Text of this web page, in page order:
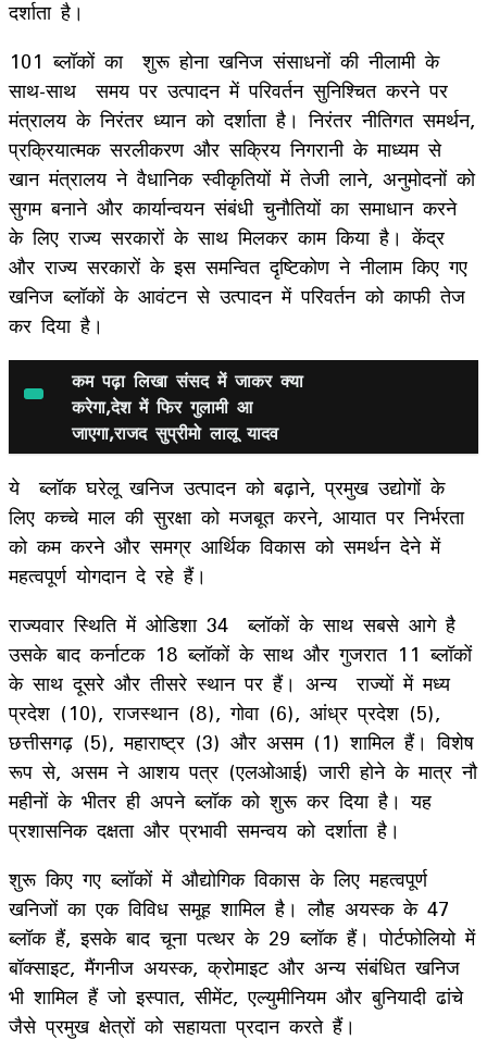
दर्शाता है।
101 ब्लॉकों का शुरू होना खनिज संसाधनों की नीलामी के
साथ-साथ समय पर उत्पादन में परिवर्तन सुनिश्चित करने पर
मंत्रालय के निरंतर ध्यान को दर्शाता है। निरंतर नीतिगत समर्थन,
प्रक्रियात्मक सरलीकरण और सक्रिय निगरानी के माध्यम से
खान मंत्रालय ने वैधानिक स्वीकृतियों में तेजी लाने, अनुमोदनों को
सुगम बनाने और कार्यान्वयन संबंधी चुनौतियों का समाधान करने
के लिए राज्य सरकारों के साथ मिलकर काम किया है। केंद्र
और राज्य सरकारों के इस समन्वित दृष्टिकोण ने नीलाम किए गए
खनिज ब्लॉकों के आवंटन से उत्पादन में परिवर्तन को काफी तेज
कर दिया है।
कम पढ़ा लिखा संसद में जाकर क्या
करेगा,देश में फिर गुलामी आ
जाएगा,राजद सुप्रीमो लालू यादव
ये ब्लॉक घरेलू खनिज उत्पादन को बढ़ाने, प्रमुख उद्योगों के
लिए कच्चे माल की सुरक्षा को मजबूत करने, आयात पर निर्भरता
को कम करने और समग्र आर्थिक विकास को समर्थन देने में
महत्वपूर्ण योगदान दे रहे हैं।
राज्यवार स्थिति में ओडिशा 34 ब्लॉकों के साथ सबसे आगे है
उसके बाद कर्नाटक 18 ब्लॉकों के साथ और गुजरात 11 ब्लॉकों
के साथ दूसरे और तीसरे स्थान पर हैं। अन्य राज्यों में मध्य
प्रदेश (10), राजस्थान (8), गोवा (6), आंध्र प्रदेश (5),
छत्तीसगढ़ (5), महाराष्ट्र (3) और असम (1) शामिल हैं। विशेष
रूप से, असम ने आशय पत्र (एलओआई) जारी होने के मात्र नौ
महीनों के भीतर ही अपने ब्लॉक को शुरू कर दिया है। यह
प्रशासनिक दक्षता और प्रभावी समन्वय को दर्शाता है।
शुरू किए गए ब्लॉकों में औद्योगिक विकास के लिए महत्वपूर्ण
खनिजों का एक विविध समूह शामिल है। लौह अयस्क के 47
ब्लॉक हैं, इसके बाद चूना पत्थर के 29 ब्लॉक हैं। पोर्टफोलियो में
बॉक्साइट, मैंगनीज अयस्क, क्रोमाइट और अन्य संबंधित खनिज
भी शामिल हैं जो इस्पात, सीमेंट, एल्युमीनियम और बुनियादी ढांचे
जैसे प्रमुख क्षेत्रों को सहायता प्रदान करते हैं।